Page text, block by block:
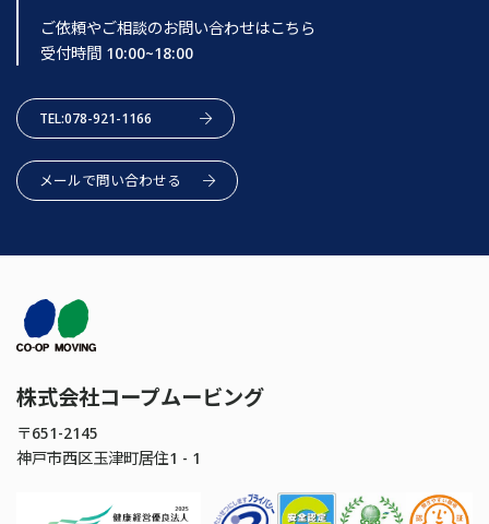
ご依頼やご相談のお問い合わせはこちら
受付時間 10:00~18:00
TEL:078-921-1166
メールで問い合わせる
株式会社コープムービング
〒651-2145
神戸市西区玉津町居住1 - 1